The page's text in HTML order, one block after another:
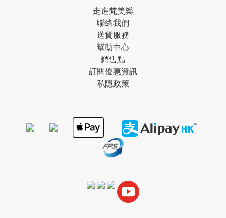
走進梵美樂
聯絡我們
送貨服務
幫助中心
銷售點
訂閱優惠資訊
私隱政策